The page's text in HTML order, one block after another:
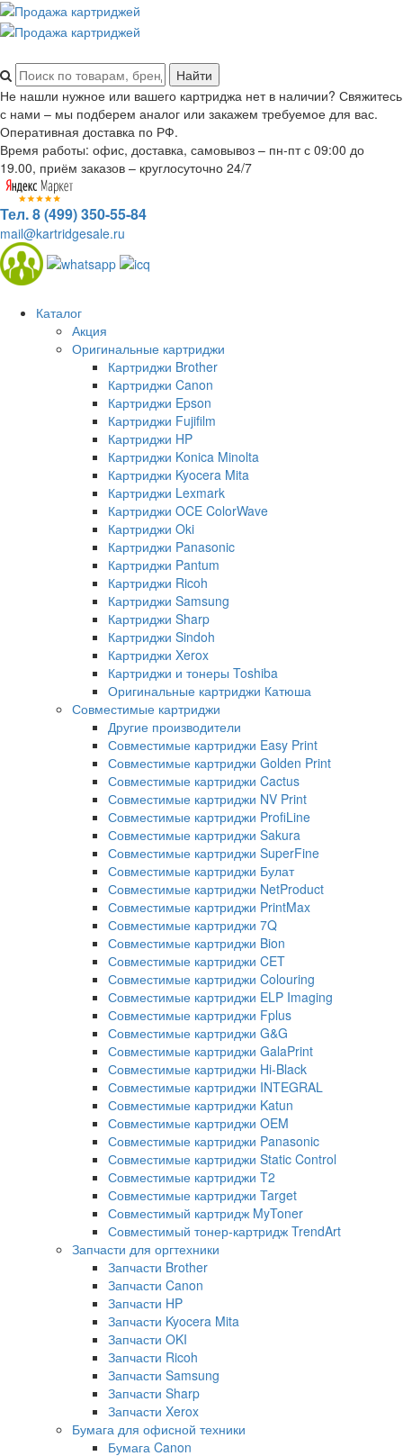
Не нашли нужное или вашего картриджа нет в наличии? Свяжитесь
с нами – мы подберем аналог или закажем требуемое для вас.
Оперативная доставка по РФ.
Время работы: офис, доставка, самовывоз – пн-пт с 09:00 до
19.00, приём заказов – круглосуточно 24/7
Тел. 8 (499) 350-55-84
mail@kartridgesale.ru
Каталог
Акция
Оригинальные картриджи
Картриджи Brother
Картриджи Canon
Картриджи Epson
Картриджи Fujifilm
Картриджи HP
Картриджи Konica Minolta
Картриджи Kyocera Mita
Картриджи Lexmark
Картриджи OCE ColorWave
Картриджи Oki
Картриджи Panasonic
Картриджи Pantum
Картриджи Ricoh
Картриджи Samsung
Картриджи Sharp
Картриджи Sindoh
Картриджи Xerox
Картриджи и тонеры Toshiba
Оригинальные картриджи Катюша
Совместимые картриджи
Другие производители
Совместимые картриджи Easy Print
Совместимые картриджи Golden Print
Совместимые картриджи Cactus
Совместимые картриджи NV Print
Совместимые картриджи ProfiLine
Совместимые картриджи Sakura
Совместимые картриджи SuperFine
Совместимые картриджи Булат
Совместимые картриджи NetProduct
Совместимые картриджи PrintMax
Совместимые картриджи 7Q
Совместимые картриджи Bion
Совместимые картриджи CET
Совместимые картриджи Colouring
Совместимые картриджи ELP Imaging
Совместимые картриджи Fplus
Совместимые картриджи G&G
Совместимые картриджи GalaPrint
Совместимые картриджи Hi-Black
Совместимые картриджи INTEGRAL
Совместимые картриджи Katun
Совместимые картриджи OEM
Совместимые картриджи Panasonic
Совместимые картриджи Static Control
Совместимые картриджи T2
Совместимые картриджи Target
Совместимый картридж MyToner
Совместимый тонер-картридж TrendArt
Запчасти для оргтехники
Запчасти Brother
Запчасти Canon
Запчасти HP
Запчасти Kyocera Mita
Запчасти OKI
Запчасти Ricoh
Запчасти Samsung
Запчасти Sharp
Запчасти Xerox
Бумага для офисной техники
Бумага Canon